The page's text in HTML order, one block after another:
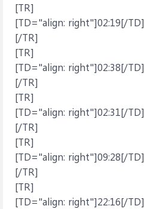
[TR]
[TD="align: right"]02:19[/TD]
[/TR]
[TR]
[TD="align: right"]02:38[/TD]
[/TR]
[TR]
[TD="align: right"]02:31[/TD]
[/TR]
[TR]
[TD="align: right"]09:28[/TD]
[/TR]
[TR]
[TD="align: right"]22:16[/TD]